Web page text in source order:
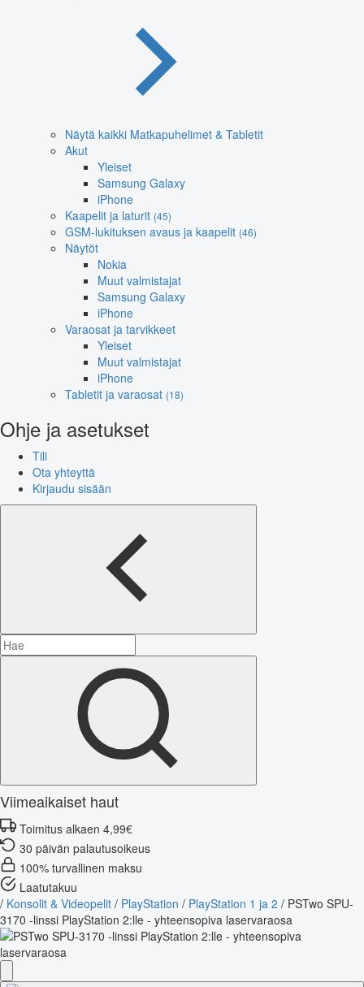
Näytä kaikki Matkapuhelimet & Tabletit
Akut
Yleiset
Samsung Galaxy
iPhone
Kaapelit ja laturit (45)
GSM-lukituksen avaus ja kaapelit (46)
Näytöt
Nokia
Muut valmistajat
Samsung Galaxy
iPhone
Varaosat ja tarvikkeet
Yleiset
Muut valmistajat
iPhone
Tabletit ja varaosat (18)
Ohje ja asetukset
Tili
Ota yhteyttä
Kirjaudu sisään
Viimeaikaiset haut
Toimitus alkaen 4,99€
30 päivän palautusoikeus
100% turvallinen maksu
Laatutakuu
/ Konsolit & Videopelit / PlayStation / PlayStation 1 ja 2 / PSTwo SPU-
3170 -linssi PlayStation 2:lle - yhteensopiva laservaraosa